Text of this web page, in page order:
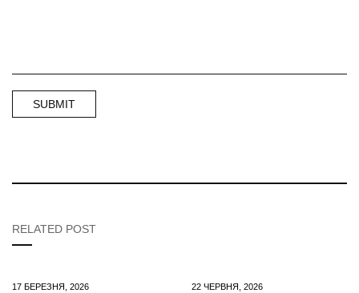
RELATED POST
17 БЕРЕЗНЯ, 2026 22 ЧЕРВНЯ, 2026